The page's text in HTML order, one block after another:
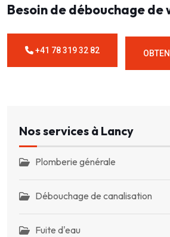
Besoin de débouchage de
+41 78 319 32 82
Nos services à Lancy
Plomberie générale
Débouchage de canalisation
Fuite d'eau